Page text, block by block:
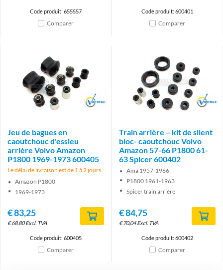
Code produit: 655557
Comparer
Code produit: 600401
Comparer
Brand
Jeu de bagues en
caoutchouc d'essieu
arrière Volvo Amazon
P1800 1969-1973 600405
Le délai de livraison est de 1 à 2 jours
Amazon P1800
1969-1973
€83,25
€68,80 Excl. TVA
Code produit: 600405
Comparer
Brand
Train arrière – kit de silent
bloc- caoutchouc Volvo
Amazon 57-66 P1800 61-
63 Spicer 600402
Ama 1957-1966
P1800 1961-1963
Spicer train arrière
€84,75
€70,04 Excl. TVA
Code produit: 600402
Comparer